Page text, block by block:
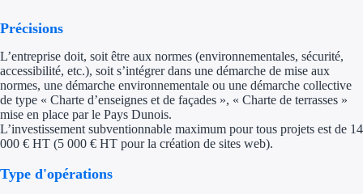
Aides Région
Aides Région
Aides Région
Précisions
L’entreprise doit, soit être aux normes (environnementales, sécurité,
accessibilité, etc.), soit s’intégrer dans une démarche de mise aux
normes, une démarche environnementale ou une démarche collective
de type « Charte d’enseignes et de façades », « Charte de terrasses »
mise en place par le Pays Dunois.
L’investissement subventionnable maximum pour tous projets est de 14
000 € HT (5 000 € HT pour la création de sites web).
Type d'opérations